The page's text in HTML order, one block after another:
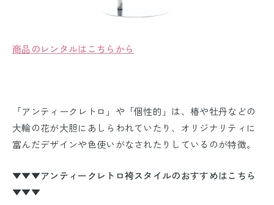
商品のレンタルはこちらから
「アンティークレトロ」や「個性的」は、椿や牡丹などの
大輪の花が大胆にあしらわれていたり、オリジナリティに
富んだデザインや色使いがなされたりしているのが特徴。
▼▼▼アンティークレトロ袴スタイルのおすすめはこちら
▼▼▼